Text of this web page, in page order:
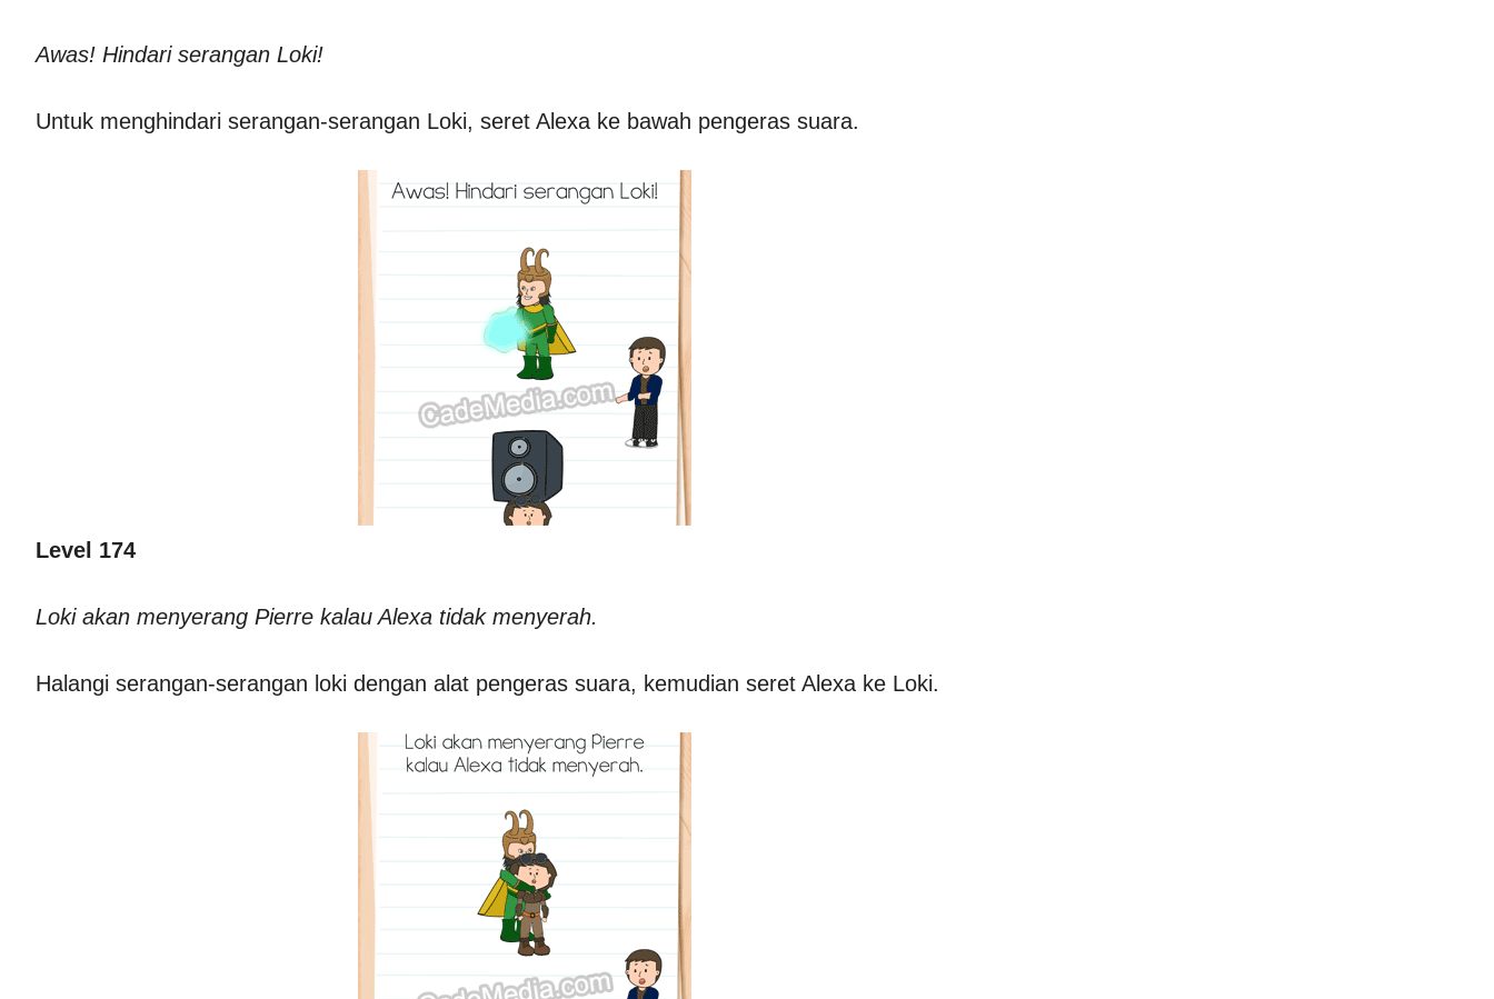
Awas! Hindari serangan Loki!
Untuk menghindari serangan-serangan Loki, seret Alexa ke bawah pengeras suara.
Level 174
Loki akan menyerang Pierre kalau Alexa tidak menyerah.
Halangi serangan-serangan loki dengan alat pengeras suara, kemudian seret Alexa ke Loki.